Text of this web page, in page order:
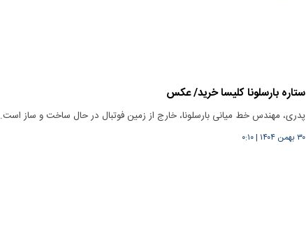
ستاره بارسلونا کلیسا خرید/ عکس
پدری، مهندس خط میانی بارسلونا، خارج از زمین فوتبال در حال ساخت و ساز است.
۳۰ بهمن ۱۴۰۴ |۰:۱۰